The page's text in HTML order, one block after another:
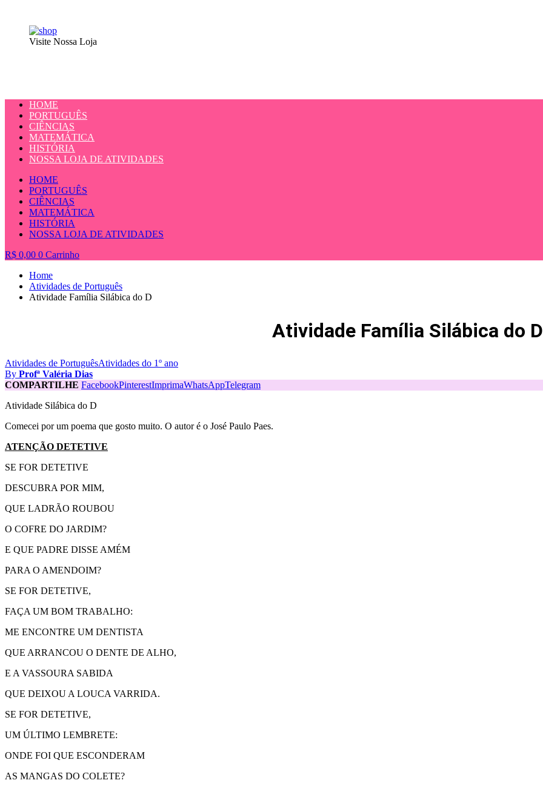
Visite Nossa Loja
HOME
PORTUGUÊS
CIÊNCIAS
MATEMÁTICA
HISTÓRIA
NOSSA LOJA DE ATIVIDADES
HOME
PORTUGUÊS
CIÊNCIAS
MATEMÁTICA
HISTÓRIA
NOSSA LOJA DE ATIVIDADES
R$ 0,00 0 Carrinho
Home
Atividades de Português
Atividade Família Silábica do D
Atividade Família Silábica do D
Atividades de PortuguêsAtividades do 1º ano
By Profª Valéria Dias
COMPARTILHE FacebookPinterestImprimaWhatsAppTelegram
Atividade Silábica do D
Comecei por um poema que gosto muito. O autor é o José Paulo Paes.
ATENÇÃO DETETIVE
SE FOR DETETIVE
DESCUBRA POR MIM,
QUE LADRÃO ROUBOU
O COFRE DO JARDIM?
E QUE PADRE DISSE AMÉM
PARA O AMENDOIM?
SE FOR DETETIVE,
FAÇA UM BOM TRABALHO:
ME ENCONTRE UM DENTISTA
QUE ARRANCOU O DENTE DE ALHO,
E A VASSOURA SABIDA
QUE DEIXOU A LOUCA VARRIDA.
SE FOR DETETIVE,
UM ÚLTIMO LEMBRETE:
ONDE FOI QUE ESCONDERAM
AS MANGAS DO COLETE?